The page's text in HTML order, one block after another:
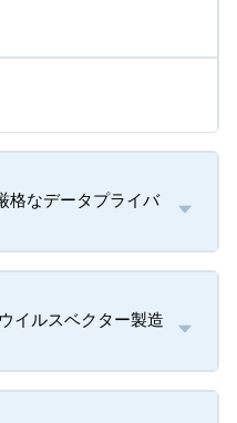
格なデータプライバ
イルスベクター製造